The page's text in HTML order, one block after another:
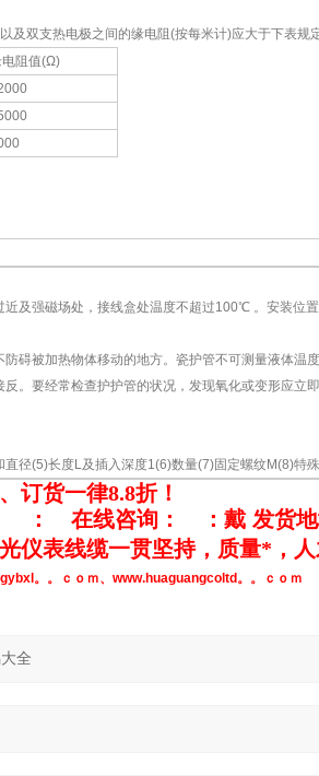
双支热电极之间的缘电阻(按每米计)应大于下表规定
电阻值(Ω)
及强磁场处，接线盒处温度不超过100℃ 。安装位
碍被加热物体移动的地方。瓷护管不可测量液体温度
要经常检查护护管的状况，发现氧化或变形应立
径(5)长度L及插入深度1(6)数量(7)固定螺纹M(8)特殊
订货一律8.8折！
： 在线咨询： ：戴 发货
仪表线缆一贯坚持，质量*，
。。ｃｏｍ、 www.huaguangcoltd。。ｃｏｍ